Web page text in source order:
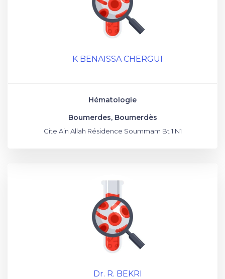
K BENAISSA CHERGUI
Hématologie
Boumerdes, Boumerdès
Cite Ain Allah Résidence Soummam Bt 1 N1
Dr. R. BEKRI